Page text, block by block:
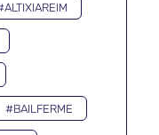
#BAILFERME